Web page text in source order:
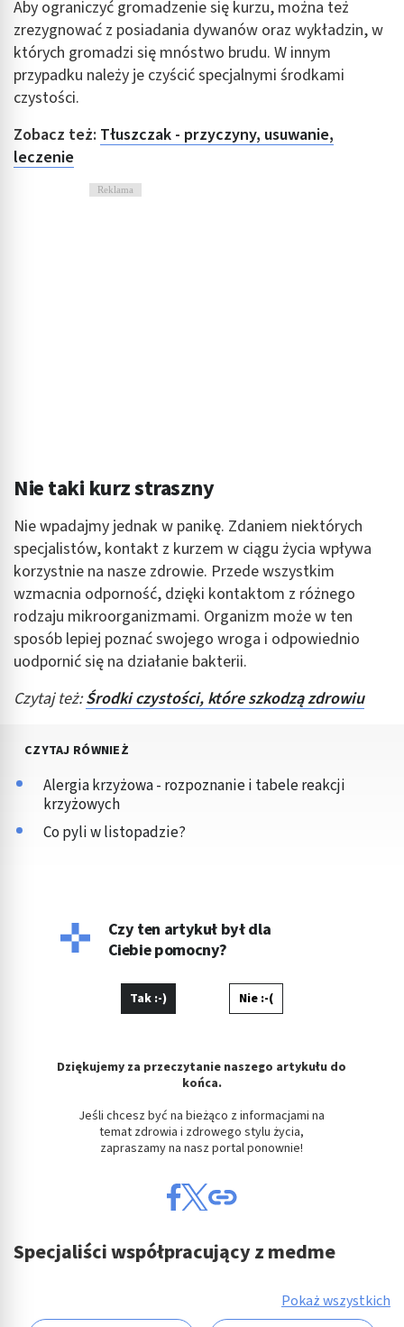
Aby ograniczyć gromadzenie się kurzu, można też
zrezygnować z posiadania dywanów oraz wykładzin, w
których gromadzi się mnóstwo brudu. W innym
przypadku należy je czyścić specjalnymi środkami
czystości.
Zobacz też: Tłuszczak - przyczyny, usuwanie,
leczenie
Reklama
Nie taki kurz straszny
Nie wpadajmy jednak w panikę. Zdaniem niektórych
specjalistów, kontakt z kurzem w ciągu życia wpływa
korzystnie na nasze zdrowie. Przede wszystkim
wzmacnia odporność, dzięki kontaktom z różnego
rodzaju mikroorganizmami. Organizm może w ten
sposób lepiej poznać swojego wroga i odpowiednio
uodpornić się na działanie bakterii.
Czytaj też:Środki czystości, które szkodzą zdrowiu
CZYTAJ RÓWNIEŻ
Alergia krzyżowa - rozpoznanie i tabele reakcji
krzyżowych
Co pyli w listopadzie?
Czy ten artykuł był dla
Ciebie pomocny?
Tak :-) Nie :-(
Dziękujemy za przeczytanie naszego artykułu do
końca.
Jeśli chcesz być na bieżąco z informacjami na
temat zdrowia i zdrowego stylu życia,
zapraszamy na nasz portal ponownie!
Specjaliści współpracujący z medme
Pokaż wszystkich
Wydajność (Performance)
Reklama / śledzenie